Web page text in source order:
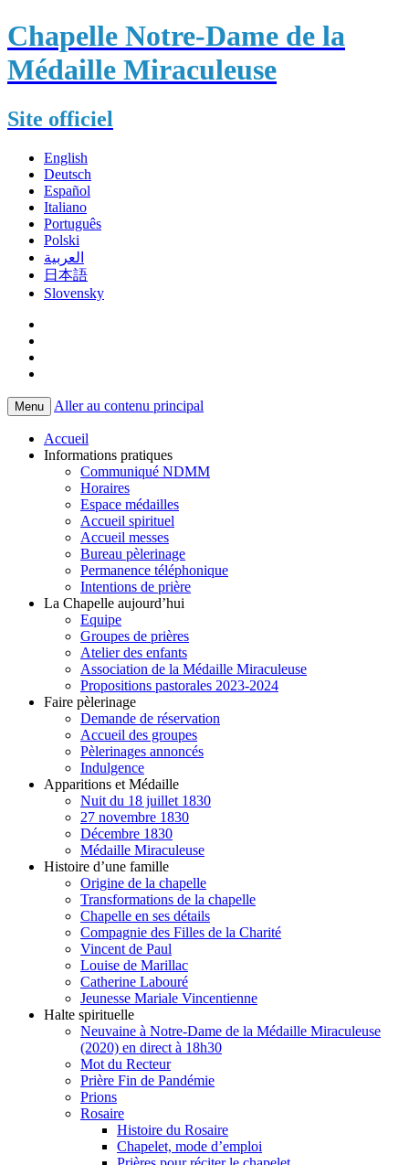
Chapelle Notre-Dame de la
Médaille Miraculeuse
Site officiel
English
Deutsch
Español
Italiano
Português
Polski
العربية
日本語
Slovensky
Menu Aller au contenu principal
Accueil
Informations pratiques
Communiqué NDMM
Horaires
Espace médailles
Accueil spirituel
Accueil messes
Bureau pèlerinage
Permanence téléphonique
Intentions de prière
La Chapelle aujourd’hui
Equipe
Groupes de prières
Atelier des enfants
Association de la Médaille Miraculeuse
Propositions pastorales 2023-2024
Faire pèlerinage
Demande de réservation
Accueil des groupes
Pèlerinages annoncés
Indulgence
Apparitions et Médaille
Nuit du 18 juillet 1830
27 novembre 1830
Décembre 1830
Médaille Miraculeuse
Histoire d’une famille
Origine de la chapelle
Transformations de la chapelle
Chapelle en ses détails
Compagnie des Filles de la Charité
Vincent de Paul
Louise de Marillac
Catherine Labouré
Jeunesse Mariale Vincentienne
Halte spirituelle
Neuvaine à Notre-Dame de la Médaille Miraculeuse
(2020) en direct à 18h30
Mot du Recteur
Prière Fin de Pandémie
Prions
Rosaire
Histoire du Rosaire
Chapelet, mode d’emploi